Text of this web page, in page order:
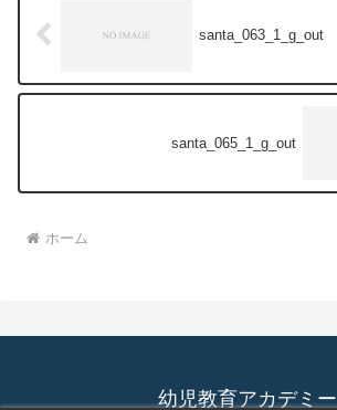
santa_063_1_g_out
santa_065_1_g_out
ホーム
幼児教育アカデミー